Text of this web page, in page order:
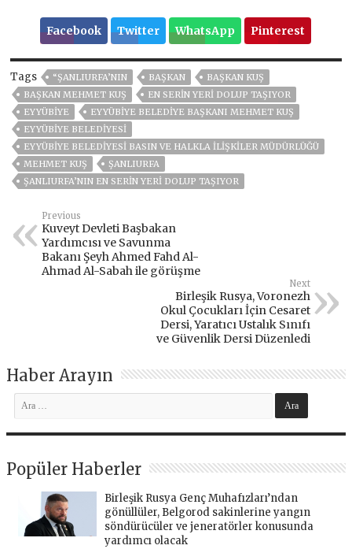
Facebook Twitter WhatsApp Pinterest
Tags “ŞANLIURFA’NIN BAŞKAN
BAŞKAN KUŞ
BAŞKAN MEHMET KUŞ
EN SERIN YERI DOLUP TAŞIYOR
EYYÜBİYE
EYYÜBIYE BELEDIYE BAŞKANI MEHMET KUŞ
EYYÜBİYE BELEDİYESİ
EYYÜBİYE BELEDİYESİ BASIN VE HALKLA İLIŞKILER MÜDÜRLÜĞÜ
MEHMET KUŞ
ŞANLIURFA
ŞANLIURFA’NIN EN SERIN YERI DOLUP TAŞIYOR
Previous
Kuveyt Devleti Başbakan
Yardımcısı ve Savunma
Bakanı Şeyh Ahmed Fahd Al-
Ahmad Al-Sabah ile görüşme
Next
Birleşik Rusya, Voronezh
Okul Çocukları İçin Cesaret
Dersi, Yaratıcı Ustalık Sınıfı
ve Güvenlik Dersi Düzenledi
Haber Arayın
Popüler Haberler
Birleşik Rusya Genç Muhafızları’ndan
gönüllüler, Belgorod sakinlerine yangın
söndürücüler ve jeneratörler konusunda
yardımcı olacak